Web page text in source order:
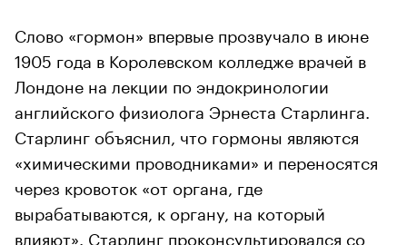
Слово «гормон» впервые прозвучало в июне
1905 года в Королевском колледже врачей в
Лондоне на лекции по эндокринологии
английского физиолога Эрнеста Старлинга.
Старлинг объяснил, что гормоны являются
«химическими проводниками» и переносятся
через кровоток «от органа, где
вырабатываются, к органу, на который
влияют». Старлинг проконсультировался со